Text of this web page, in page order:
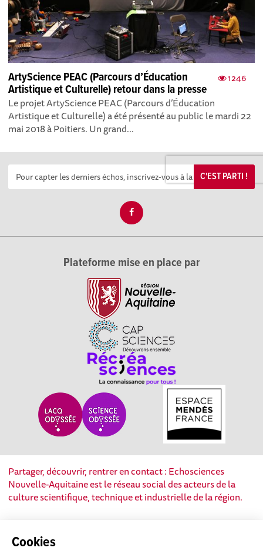
Cookies
1246
ArtyScience PEAC (Parcours d’Éducation
Artistique et Culturelle) retour dans la presse
Le projet ArtyScience PEAC (Parcours d’Éducation
Artistique et Culturelle) a été présenté au public le mardi 22
mai 2018 à Poitiers. Un grand...
C'EST PARTI !
Plateforme mise en place par
Partager, découvrir, rentrer en contact : Echosciences
Nouvelle-Aquitaine est le réseau social des acteurs de la
culture scientifique, technique et industrielle de la région.
|Ligne éditoriale